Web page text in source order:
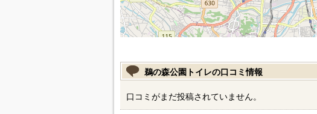
鵜の森公園トイレの口コミ情報
口コミがまだ投稿されていません。